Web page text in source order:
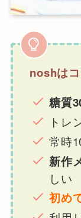
noshは
糖質
トレ
常時
新作
しい
初め